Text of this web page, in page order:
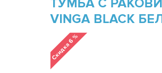
ТУМБА С
VINGA BLACK
Скидка 6 %